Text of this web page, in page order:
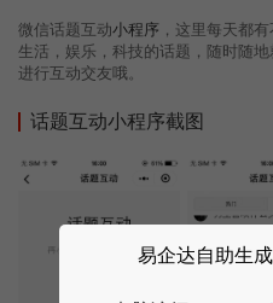
微信话题互动小程序 ，这里每天都
生活，娱乐，科技的话题，随时随
进行互动交友哦。
话题互动小程序截图
易企达自助生